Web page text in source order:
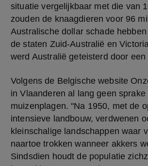
situatie vergelijkbaar met die van
zouden de knaagdieren voor 96
Australische dollar schade
de staten Zuid-Australië en
werd Australië geteisterd door
Volgens de Belgische website
in Vlaanderen al lang geen sprake
muizenplagen. "Na 1950, met de
intensieve landbouw, verdwenen
kleinschalige landschappen waar
naartoe trokken wanneer akkers
Sindsdien houdt de populatie